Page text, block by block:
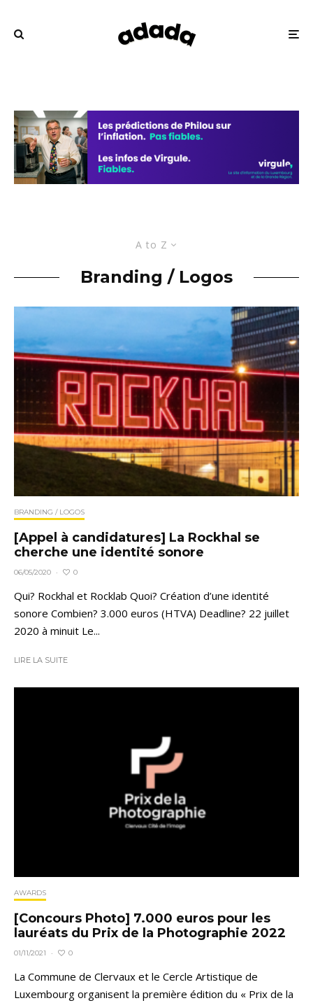
A to Z
Branding / Logos
BRANDING / LOGOS
[Appel à candidatures] La Rockhal se
cherche une identité sonore
06/05/2020 · 0
Qui? Rockhal et Rocklab Quoi? Création d’une identité
sonore Combien? 3.000 euros (HTVA) Deadline? 22 juillet
2020 à minuit Le...
LIRE LA SUITE
AWARDS
[Concours Photo] 7.000 euros pour les
lauréats du Prix de la Photographie 2022
01/11/2021 · 0
La Commune de Clervaux et le Cercle Artistique de
Luxembourg organisent la première édition du « Prix de la